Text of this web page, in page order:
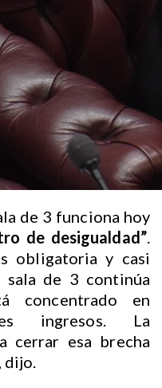
de 3 funciona hoy
de desigualdad”.
obligatoria y casi
sala de 3 continúa
concentrado en
ingresos. La
cerrar esa brecha
dijo.